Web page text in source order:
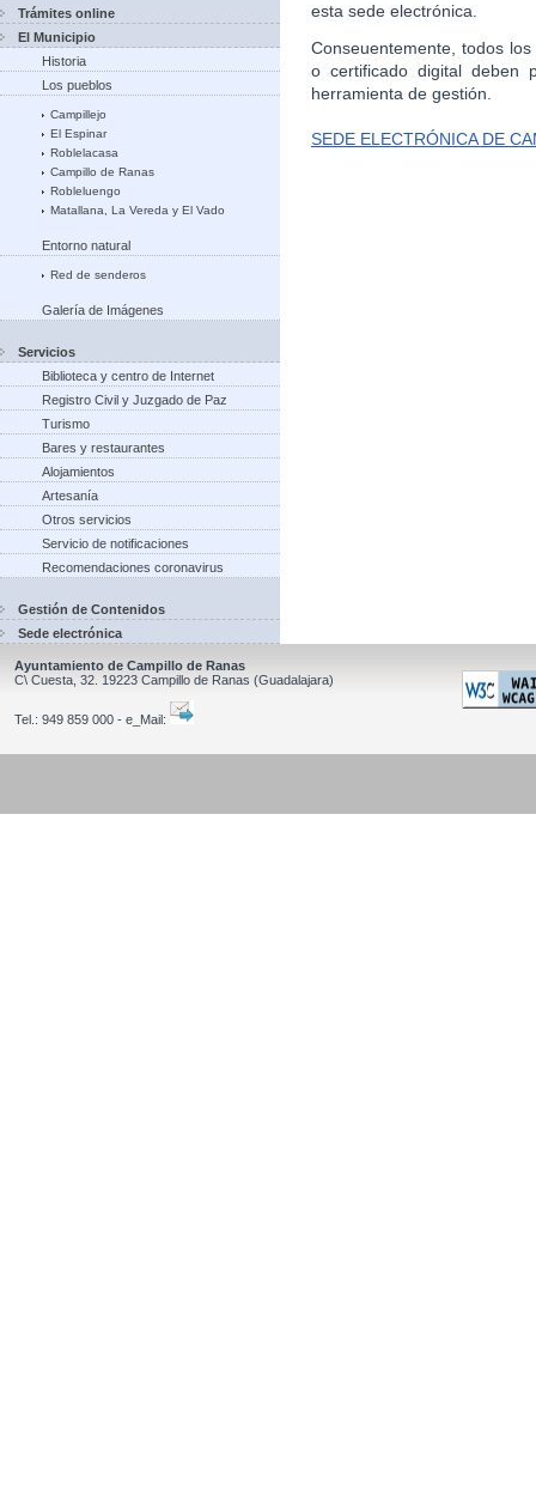
Trámites online
El Municipio
Historia
Los pueblos
Campillejo
El Espinar
Roblelacasa
Campillo de Ranas
Robleluengo
Matallana, La Vereda y El Vado
Entorno natural
Red de senderos
Galería de Imágenes
Servicios
Biblioteca y centro de Internet
Registro Civil y Juzgado de Paz
Turismo
Bares y restaurantes
Alojamientos
Artesanía
Otros servicios
Servicio de notificaciones
Recomendaciones coronavirus
Gestión de Contenidos
Sede electrónica
esta sede electrónica.
Conseuentemente, todos
o certificado digital deben
herramienta de gestión.
SEDE ELECTRÓNICA DE
Ayuntamiento de Campillo de Ranas
C\ Cuesta, 32. 19223 Campillo de Ranas (Guadalajara)
Tel.: 949 859 000 - e_Mail: